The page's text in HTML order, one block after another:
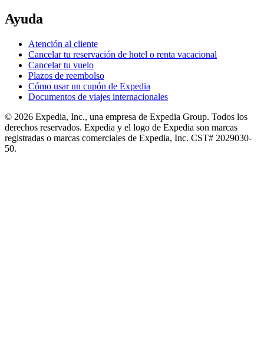
Ayuda
Atención al cliente
Cancelar tu reservación de hotel o renta vacacional
Cancelar tu vuelo
Plazos de reembolso
Cómo usar un cupón de Expedia
Documentos de viajes internacionales
© 2026 Expedia, Inc., una empresa de Expedia Group. Todos los
derechos reservados. Expedia y el logo de Expedia son marcas
registradas o marcas comerciales de Expedia, Inc. CST# 2029030-
50.